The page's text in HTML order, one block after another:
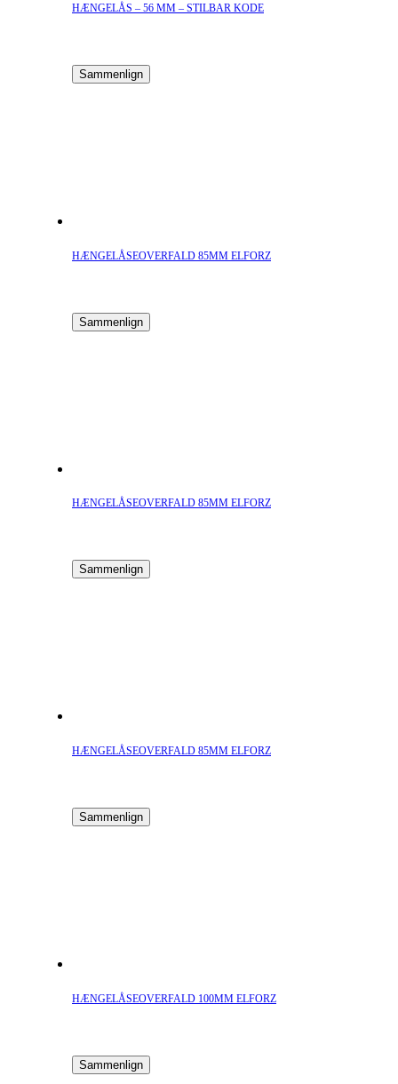
HÆNGELÅS – 56 MM – STILBAR KODE
Sammenlign
HÆNGELÅSEOVERFALD 85MM ELFORZ
Sammenlign
HÆNGELÅSEOVERFALD 85MM ELFORZ
Sammenlign
HÆNGELÅSEOVERFALD 85MM ELFORZ
Sammenlign
HÆNGELÅSEOVERFALD 100MM ELFORZ
Sammenlign